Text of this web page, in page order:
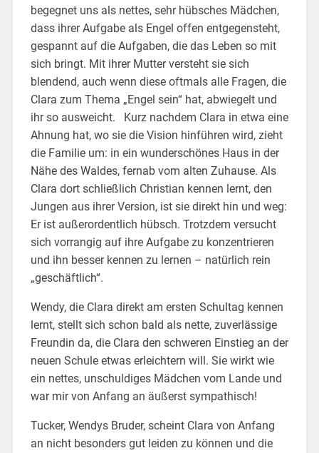
begegnet uns als nettes, sehr hübsches Mädchen,
dass ihrer Aufgabe als Engel offen entgegensteht,
gespannt auf die Aufgaben, die das Leben so mit
sich bringt. Mit ihrer Mutter versteht sie sich
blendend, auch wenn diese oftmals alle Fragen, die
Clara zum Thema „Engel sein“ hat, abwiegelt und
ihr so ausweicht. Kurz nachdem Clara in etwa eine
Ahnung hat, wo sie die Vision hinführen wird, zieht
die Familie um: in ein wunderschönes Haus in der
Nähe des Waldes, fernab vom alten Zuhause. Als
Clara dort schließlich Christian kennen lernt, den
Jungen aus ihrer Version, ist sie direkt hin und weg:
Er ist außerordentlich hübsch. Trotzdem versucht
sich vorrangig auf ihre Aufgabe zu konzentrieren
und ihn besser kennen zu lernen – natürlich rein
„geschäftlich“.
Wendy, die Clara direkt am ersten Schultag kennen
lernt, stellt sich schon bald als nette, zuverlässige
Freundin da, die Clara den schweren Einstieg an der
neuen Schule etwas erleichtern will. Sie wirkt wie
ein nettes, unschuldiges Mädchen vom Lande und
war mir von Anfang an äußerst sympathisch!
Tucker, Wendys Bruder, scheint Clara von Anfang
an nicht besonders gut leiden zu können und die